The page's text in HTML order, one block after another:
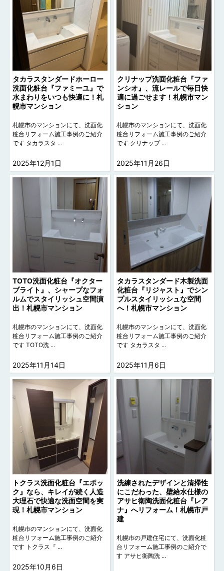
タカラスタンダードホーロー
洗面化粧台『ファミーユ』で
水まわりをいつも快適に！札
幌市マンション
札幌市のマンションにて、洗面化
粧台リフォーム施工事例のご紹介
です タカラスタ ...
2025年12月1日
クリナップ洗面化粧台『ファ
ンシオ』、流レールで毎日快
適に過ごせます！札幌市マン
ション
札幌市のマンションにて、洗面化
粧台リフォーム施工事例のご紹介
です クリナップ ...
2025年11月26日
TOTO洗面化粧台『オクター
ブライト』、シャープなフォ
ルムでスタイリッシュ空間演
出！札幌市マンション
札幌市のマンションにて、洗面化
粧台リフォーム施工事例のご紹介
です TOTO洗 ...
2025年11月14日
タカラスタンダード木製洗面
化粧台『リジャスト』でシン
プルスタイリッシュな空間
へ！札幌市マンション
札幌市のマンションにて、洗面化
粧台リフォーム施工事例のご紹介
です タカラスタ ...
2025年11月6日
トクラス洗面化粧台『エポッ
ク』なら、キレイが続く人造
大理石で快適な洗面空間を実
現！札幌市マンション
札幌市のマンションにて、洗面化
粧台リフォーム施工事例のご紹介
です トクラス『 ...
2025年10月6日
洗練されたデザインと清掃性
にこだわった、壁給水仕様の
アサヒ衛陶洗面化粧台『レア
ナ』へリフォーム！札幌市戸
建
札幌市の戸建住宅にて、洗面化粧
台リフォーム施工事例のご紹介で
す アサヒ衛陶洗 ...